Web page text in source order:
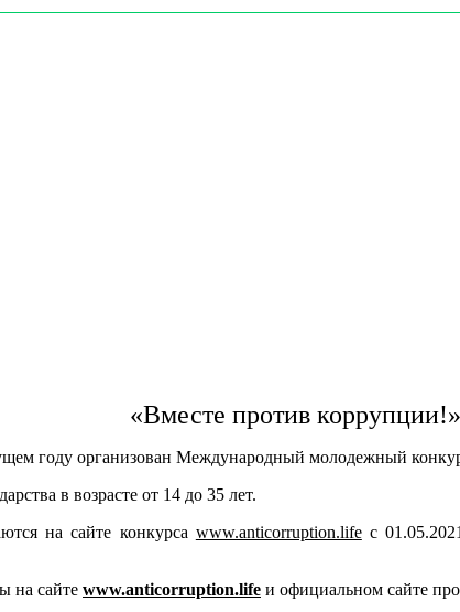
«Вместе против коррупции!»
году организован Международный молодежный
в возрасте от 14 до 35 лет.
на сайте конкурса www.anticorruption.lifeс
на сайте www.anticorruption.life и официальном сайте